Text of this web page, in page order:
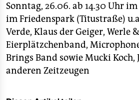
Sonntag, 26.06. ab 14.30 Uhr
im Friedenspark (Titustraße)
Verde, Klaus der Geiger, Werle
Eierplätzchenband,
Brings Band sowie Mucki Koch,
anderen Zeitzeugen